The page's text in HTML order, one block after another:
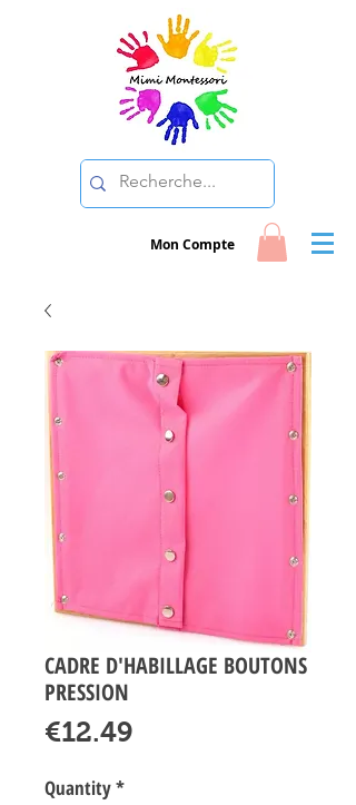
Mon Compte
CADRE D'HABILLAGE BOUTONS
PRESSION
€12.49Price
Quantity*